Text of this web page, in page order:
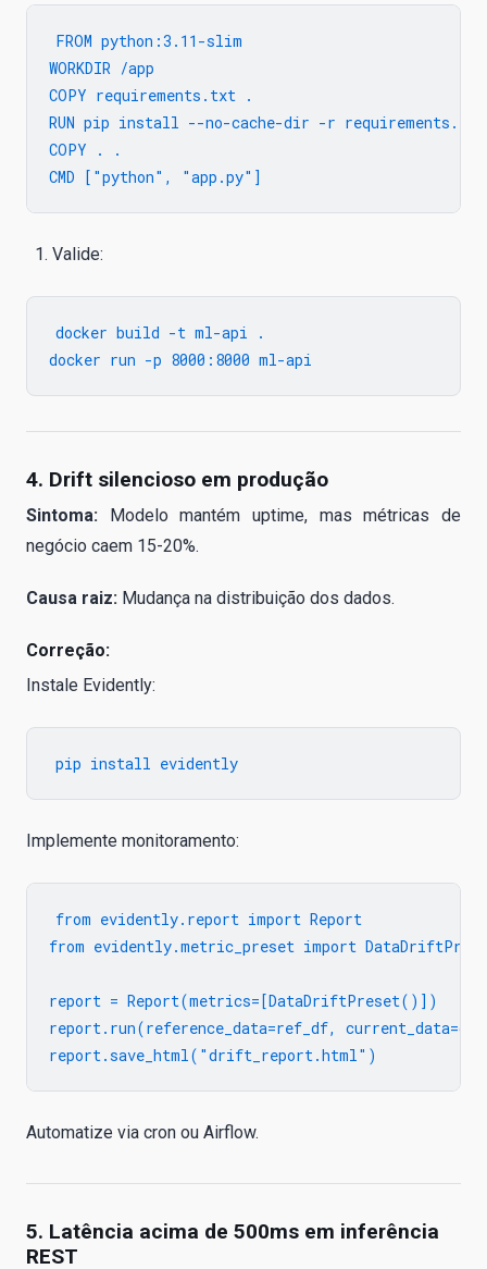
FROM python:3.11-slim
WORKDIR /app
COPY requirements.txt .
RUN pip install --no-cache-dir -r requirements.txt
COPY . .
Valide:
docker build -t ml-api .
4. Drift silencioso em produção
Sintoma: Modelo mantém uptime, mas métricas de
negócio caem 15-20%.
Causa raiz: Mudança na distribuição dos dados.
Correção:
Instale Evidently:
Implemente monitoramento:
from evidently.report import Report
from evidently.metric_preset import
report = Report(metrics=[DataDriftPreset()])
report.run(reference_data=ref_df,
Automatize via cron ou Airflow.
5. Latência acima de 500ms em inferência
REST